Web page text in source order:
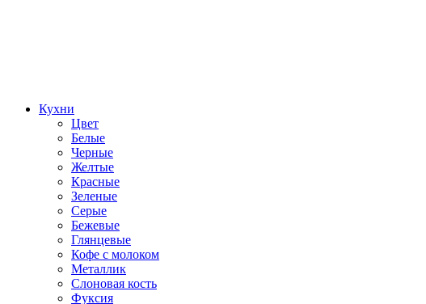
Кухни
Цвет
Белые
Черные
Желтые
Красные
Зеленые
Серые
Бежевые
Глянцевые
Кофе с молоком
Металлик
Слоновая кость
Фуксия